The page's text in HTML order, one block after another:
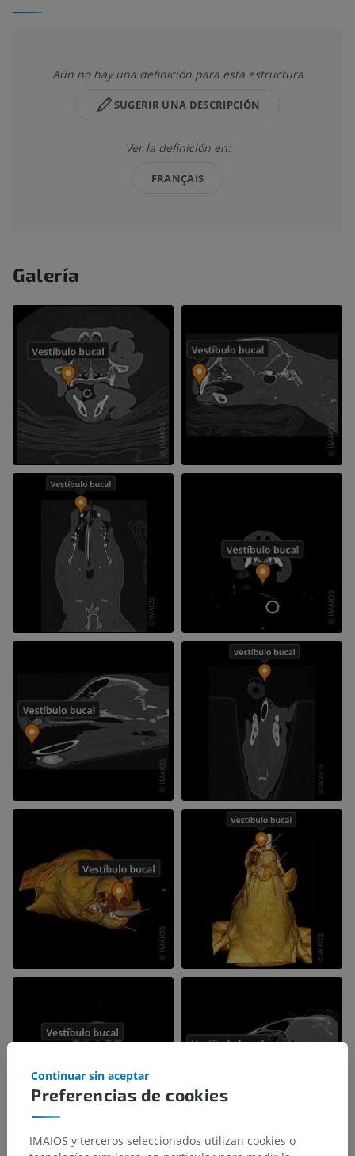
Aún no hay una definición para esta estructura
SUGERIR UNA DESCRIPCIÓN
Ver la definición en:
FRANÇAIS
Galería
Preferencias de cookies
Continuar sin aceptar
IMAIOS y terceros seleccionados utilizan cookies o